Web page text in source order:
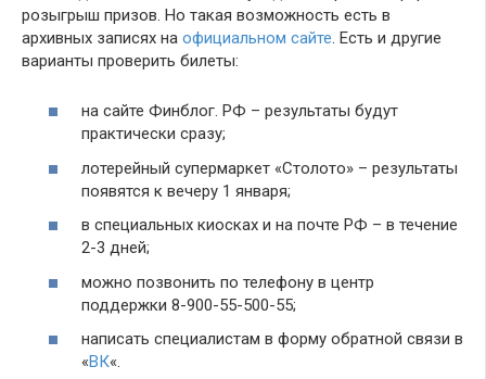
розыгрыш призов. Но такая возможность есть в
архивных записях на официальном сайте. Есть и другие
варианты проверить билеты:
на сайте Финблог. РФ – результаты будут
практически сразу;
лотерейный супермаркет «Столото» – результаты
появятся к вечеру 1 января;
в специальных киосках и на почте РФ – в течение
2-3 дней;
можно позвонить по телефону в центр
поддержки 8-900-55-500-55;
написать специалистам в форму обратной связи в
«ВК«.